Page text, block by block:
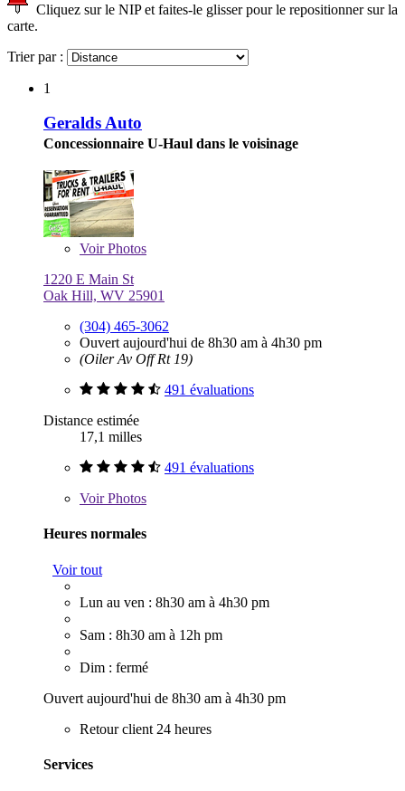
Cliquez sur le NIP et faites-le glisser pour le repositionner sur la
carte.
Trier par :
1
Geralds Auto
Concessionnaire U-Haul dans le voisinage
VoirPhotos
1220 E Main St
Oak Hill, WV 25901
(304) 465-3062
Ouvert aujourd'hui de 8h30 am à 4h30 pm
(Oiler Av Off Rt 19)
491 évaluations
Distance estimée
17,1 milles
491 évaluations
VoirPhotos
Heures normales
Voir tout
Lun au ven : 8h30 am à 4h30 pm
Sam : 8h30 am à 12h pm
Dim : fermé
Ouvert aujourd'hui de 8h30 am à 4h30 pm
Retour client 24 heures
Services